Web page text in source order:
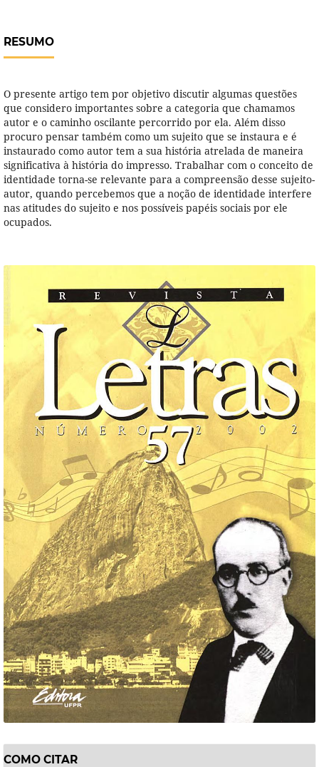
RESUMO
O presente artigo tem por objetivo discutir algumas questões
que considero importantes sobre a categoria que chamamos
autor e o caminho oscilante percorrido por ela. Além disso
procuro pensar também como um sujeito que se instaura e é
instaurado como autor tem a sua história atrelada de maneira
significativa à história do impresso. Trabalhar com o conceito de
identidade torna-se relevante para a compreensão desse sujeito-
autor, quando percebemos que a noção de identidade interfere
nas atitudes do sujeito e nos possíveis papéis sociais por ele
ocupados.
COMO CITAR